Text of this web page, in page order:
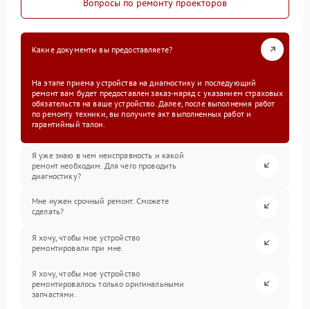
Вопросы по ремонту проекторов
Какие документы вы предоставляете?
На этапе приема устройства на диагностику и последующий
ремонт вам будет предоставлен заказ-наряд с указанием страховых
обязательств на ваше устройство. Далее, после выполнения работ
по ремонту техники, вы получите акт выполненных работ и
гарантийный талон.
Я уже знаю в чем неисправность и какой
ремонт необходим. Для чего проводить
диагностику?
Мне нужен срочный ремонт. Сможете
сделать?
Я хочу, чтобы мое устройство
ремонтировали при мне.
Я хочу, чтобы мое устройство
ремонтировалось только оригинальными
запчастями.